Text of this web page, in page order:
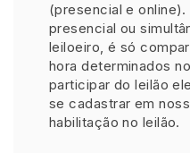
(presencial e
presencial ou
leiloeiro, é só
hora determinados
participar do leilão
se cadastrar em
habilitação no leilão.